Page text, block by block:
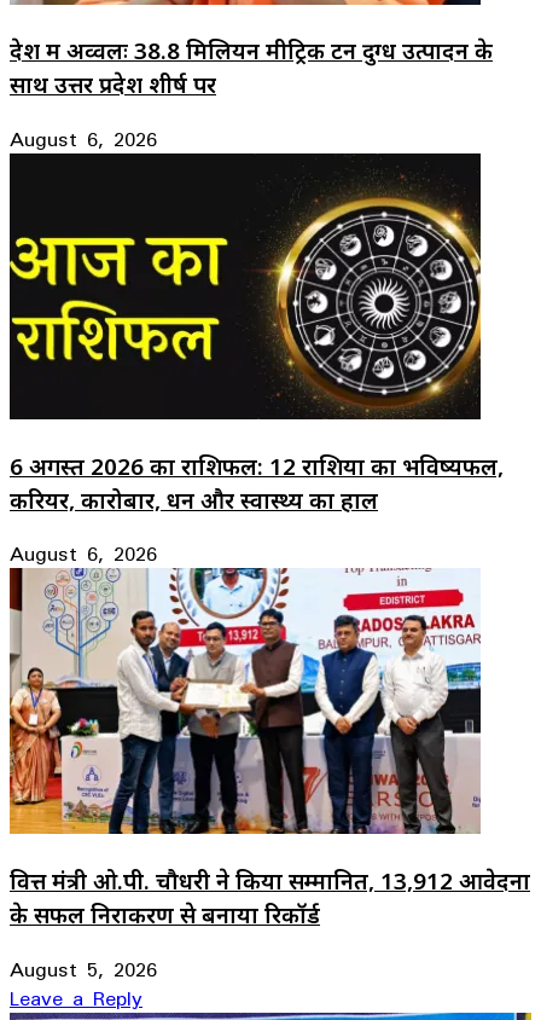
देश में अव्वलः 38.8 मिलियन मीट्रिक टन दुग्ध उत्पादन के
साथ उत्तर प्रदेश शीर्ष पर
August 6, 2026
6 अगस्त 2026 का राशिफल: 12 राशियों का भविष्यफल,
करियर, कारोबार, धन और स्वास्थ्य का हाल
August 6, 2026
वित्त मंत्री ओ.पी. चौधरी ने किया सम्मानित, 13,912 आवेदनों
के सफल निराकरण से बनाया रिकॉर्ड
August 5, 2026
Leave a Reply